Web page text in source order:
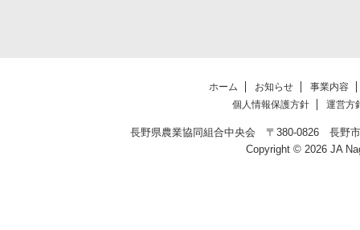
ホーム お知らせ
事業内容
個人情報保護方針
運営方
長野県農業協同組合中央会 〒380-0826 長
Copyright © 2026 JA